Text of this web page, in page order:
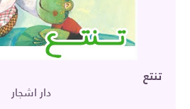
تنتع
دار اشجار